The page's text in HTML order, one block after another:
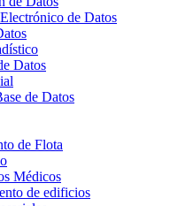
de Datos
Datos
de Datos
de Flota
Médicos
de edificios